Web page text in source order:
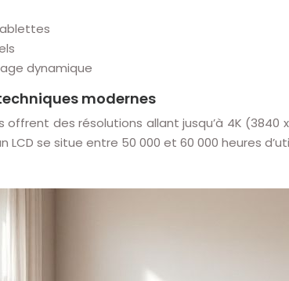
dynamique
modernes
offrent des résolutions allant jusqu’à 4K
LCD se situe entre 50 000 et 60 000 heures